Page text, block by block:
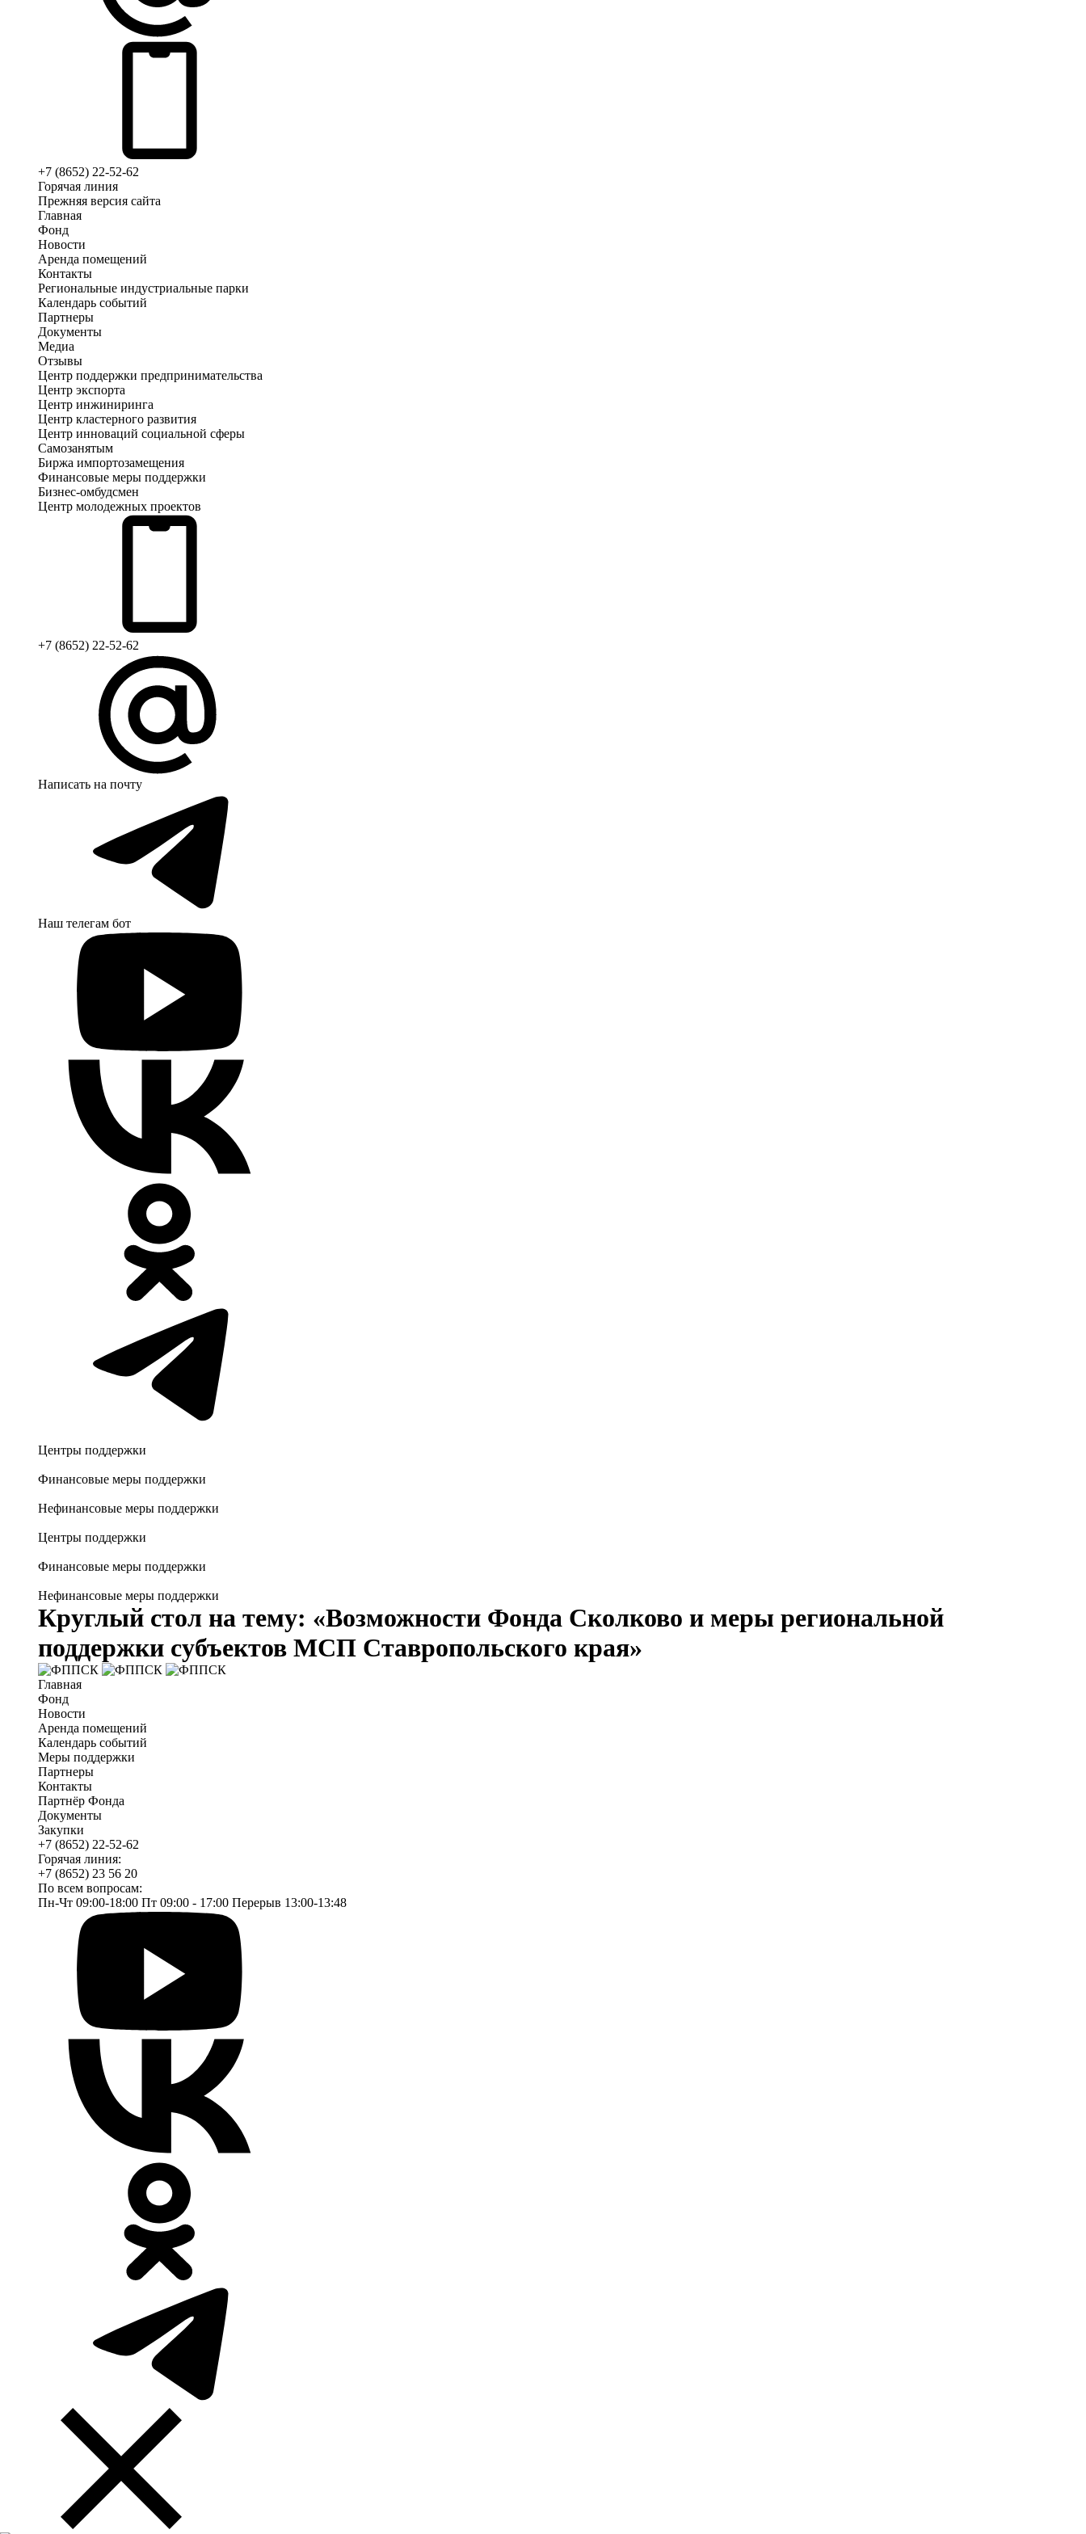
+7 (8652) 22-52-62
Горячая линия
Прежняя версия сайта
Главная
Фонд
Новости
Аренда помещений
Контакты
Региональные индустриальные парки
Календарь событий
Партнеры
Документы
Медиа
Отзывы
Центр поддержки предпринимательства
Центр экспорта
Центр инжиниринга
Центр кластерного развития
Центр инноваций социальной сферы
Cамозанятым
Биржа импортозамещения
Финансовые меры поддержки
Бизнес-омбудсмен
Центр молодежных проектов
+7 (8652) 22-52-62
Написать на почту
Наш телегам бот
Центры поддержки
Финансовые меры поддержки
Нефинансовые меры поддержки
Центры поддержки
Финансовые меры поддержки
Нефинансовые меры поддержки
Круглый стол на тему: «Возможности Фонда Сколково и меры региональной
поддержки субъектов МСП Ставропольского края»
Главная
Фонд
Новости
Аренда помещений
Календарь событий
Меры поддержки
Партнеры
Контакты
Партнёр Фонда
Документы
Закупки
+7 (8652) 22-52-62
Горячая линия:
+7 (8652) 23 56 20
По всем вопросам:
Пн-Чт 09:00-18:00 Пт 09:00 - 17:00 Перерыв 13:00-13:48